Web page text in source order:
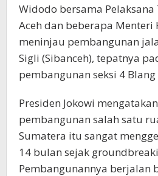
Widodo bersama
Aceh dan beberapa Menteri
meninjau pembangunan
Sigli (Sibanceh), tepatnya
pembangunan seksi 4
Presiden Jokowi
pembangunan salah satu
Sumatera itu sangat
14 bulan sejak
Pembangunannya berjalan